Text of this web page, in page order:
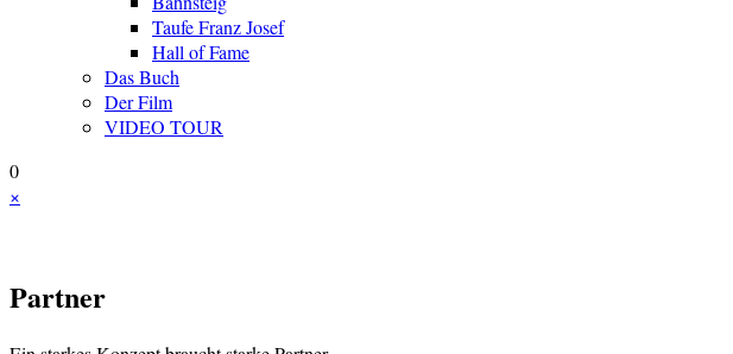
Taufe Franz Josef
Hall of Fame
Das Buch
Der Film
VIDEO TOUR
0
×
Partner